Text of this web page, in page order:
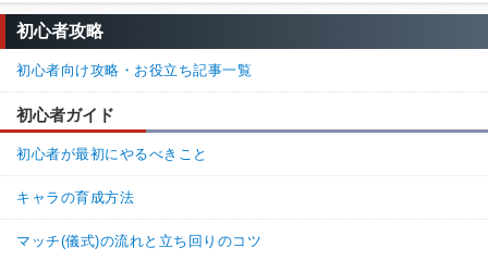
初心者攻略
初心者向け攻略・お役立ち記事一覧
初心者ガイド
初心者が最初にやるべきこと
キャラの育成方法
マッチ(儀式)の流れと立ち回りのコツ